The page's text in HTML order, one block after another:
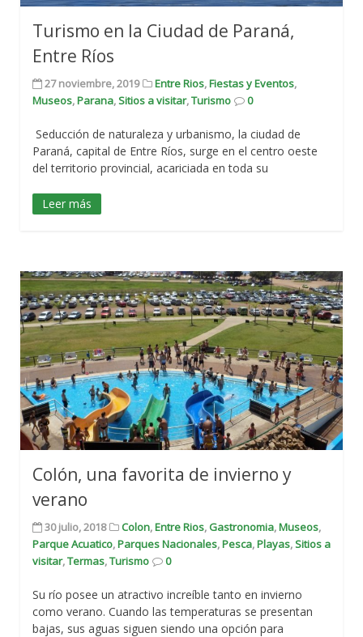
Turismo en la Ciudad de Paraná,
Entre Ríos
27 noviembre, 2019 Entre Rios,Fiestas y Eventos,
Museos,Parana,Sitios a visitar,Turismo 0
Seducción de naturaleza y urbanismo, la ciudad de
Paraná, capital de Entre Ríos, surge en el centro oeste
del territorio provincial, acariciada en toda su
Leer más
Colón, una favorita de invierno y
verano
30 julio, 2018 Colon,Entre Rios, Gastronomia,Museos,
Parque Acuatico,Parques Nacionales,Pesca,Playas,Sitios a
visitar,Termas,Turismo 0
Su río posee un atractivo increíble tanto en invierno
como verano. Cuando las temperaturas se presentan
bajas, sus aguas siguen siendo una opción para